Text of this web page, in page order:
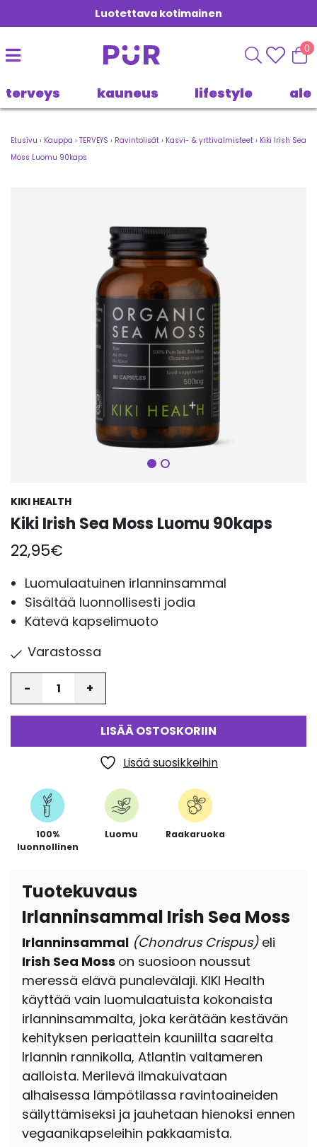
Luotettava kotimainen
0
terveys kauneus lifestyle ale
Etusivu › Kauppa › TERVEYS › Ravintolisät › Kasvi- & yrttivalmisteet › Kiki Irish Sea
Moss Luomu 90kaps
Seuraava
KIKI HEALTH
Kiki Irish Sea Moss Luomu 90kaps
22,95€
Luomulaatuinen irlanninsammal
Sisältää luonnollisesti jodia
Kätevä kapselimuoto
Varastossa
LISÄÄ OSTOSKORIIN
Lisää suosikkeihin
100%
luonnollinen
Luomu Raakaruoka
Tuotekuvaus
Irlanninsammal Irish Sea Moss
Irlanninsammal (Chondrus Crispus)eli
Irish Sea Moss on suosioon noussut
meressä elävä punalevälaji. KIKI Health
käyttää vain luomulaatuista kokonaista
irlanninsammalta, joka kerätään kestävän
kehityksen periaattein kauniilta saarelta
Irlannin rannikolla, Atlantin valtameren
aalloista. Merilevä ilmakuivataan
alhaisessa lämpötilassa ravintoaineiden
säilyttämiseksi ja jauhetaan hienoksi ennen
vegaanikapseleihin pakkaamista.